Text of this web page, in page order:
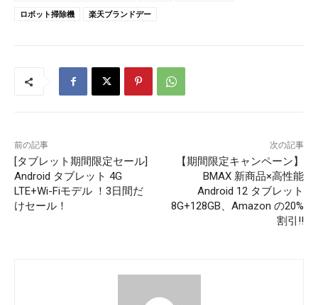
ロボット掃除機 楽天ブランドデー
前の記事
[タブレット期間限定セール]
Android タブレット 4G
LTE+Wi-Fiモデル ！3日間だ
けセール！
次の記事
【期間限定キャンペーン】
BMAX 新商品×高性能
Android 12 タブレット
8G+128GB、Amazon の20%
割引!!